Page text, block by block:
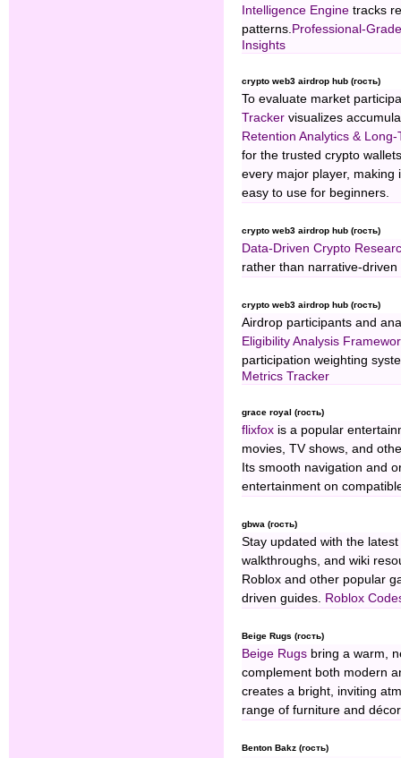
Intelligence Engine tracks
patterns. Professional-
Insights
crypto web3 airdrop hub (гость)
To evaluate market
Tracker visualizes
Retention Analytics &
for the trusted crypto
every major player, making
easy to use for beginners.
crypto web3 airdrop hub (гость)
Data-Driven Crypto
rather than narrative-driven
crypto web3 airdrop hub (гость)
Airdrop participants and
Eligibility Analysis
participation weighting
Metrics Tracker
grace royal (гость)
flixfox is a popular
movies, TV shows, and
Its smooth navigation and
entertainment on
gbwa (гость)
Stay updated with the
walkthroughs, and wiki
Roblox and other popular
driven guides. Roblox
Beige Rugs (гость)
Beige Rugs bring a warm,
complement both modern
creates a bright, inviting
range of furniture and
Benton Bakz (гость)